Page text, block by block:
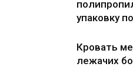
упаковку
Кровать
лежачих